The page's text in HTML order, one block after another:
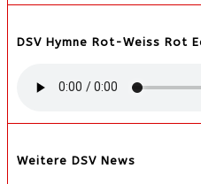
DSV Hymne Rot-Weiss Rot
Weitere DSV News